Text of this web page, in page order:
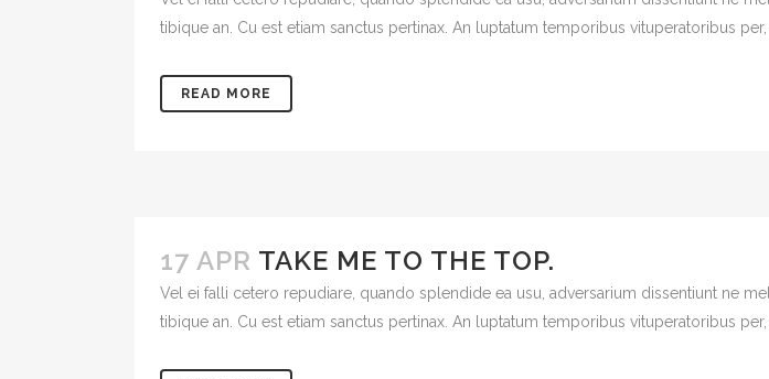
tibique an. Cu est etiam sanctus pertinax. An luptatum temporibus vituperatoribus
READ MORE
17 APR TAKE ME TO THE TOP.
Vel ei falli cetero repudiare, quando splendide ea usu, adversarium dissentiunt ne
tibique an. Cu est etiam sanctus pertinax. An luptatum temporibus vituperatoribus